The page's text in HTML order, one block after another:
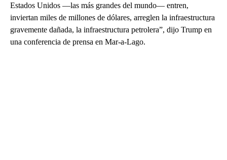
Estados Unidos —las más grandes del mundo— entren,
inviertan miles de millones de dólares, arreglen la infraestructura
gravemente dañada, la infraestructura petrolera”, dijo Trump en
una conferencia de prensa en Mar-a-Lago.